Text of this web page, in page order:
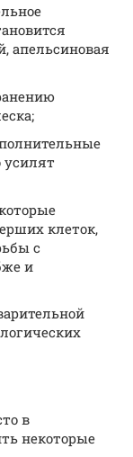
апельсиновая
усилят
клеток,
с
и
в
некоторые